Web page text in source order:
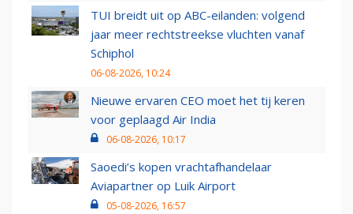
TUI breidt uit op ABC-eilanden: volgend
jaar meer rechtstreekse vluchten vanaf
Schiphol
06-08-2026, 10:24
Nieuwe ervaren CEO moet het tij keren
voor geplaagd Air India
06-08-2026, 10:17
Saoedi’s kopen vrachtafhandelaar
Aviapartner op Luik Airport
05-08-2026, 16:57